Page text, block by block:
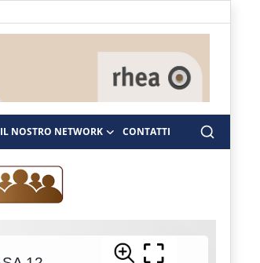
IL NOSTRO NETWORK CONTATTI